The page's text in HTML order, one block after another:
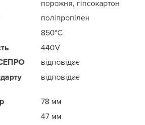
порожня, гіпсокартон
поліпропілен
850°С
440V
відповідає
відповідає
78 мм
47 мм